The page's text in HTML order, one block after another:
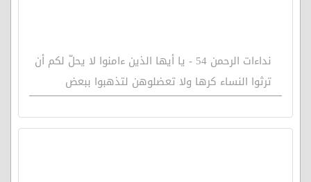
نداءات الرحمن 54 - يا أيها الذين ءامنوا لا يحلّ لكم أن
ترثوا النساء كرها ولا تعضلوهن لتذهبوا ببعض